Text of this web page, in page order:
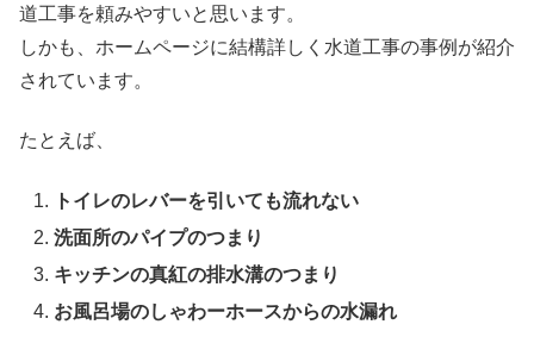
道工事を頼みやすいと思います。
しかも、ホームページに結構詳しく水道工事の事例が紹介
されています。
たとえば、
トイレのレバーを引いても流れない
洗面所のパイプのつまり
キッチンの真紅の排水溝のつまり
お風呂場のしゃわーホースからの水漏れ